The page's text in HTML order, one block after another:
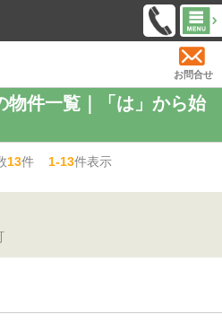
お問合せ
物件一覧｜「は」から始
13件1-13件表示